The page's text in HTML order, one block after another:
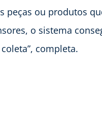
ou produtos
o sistema
completa.